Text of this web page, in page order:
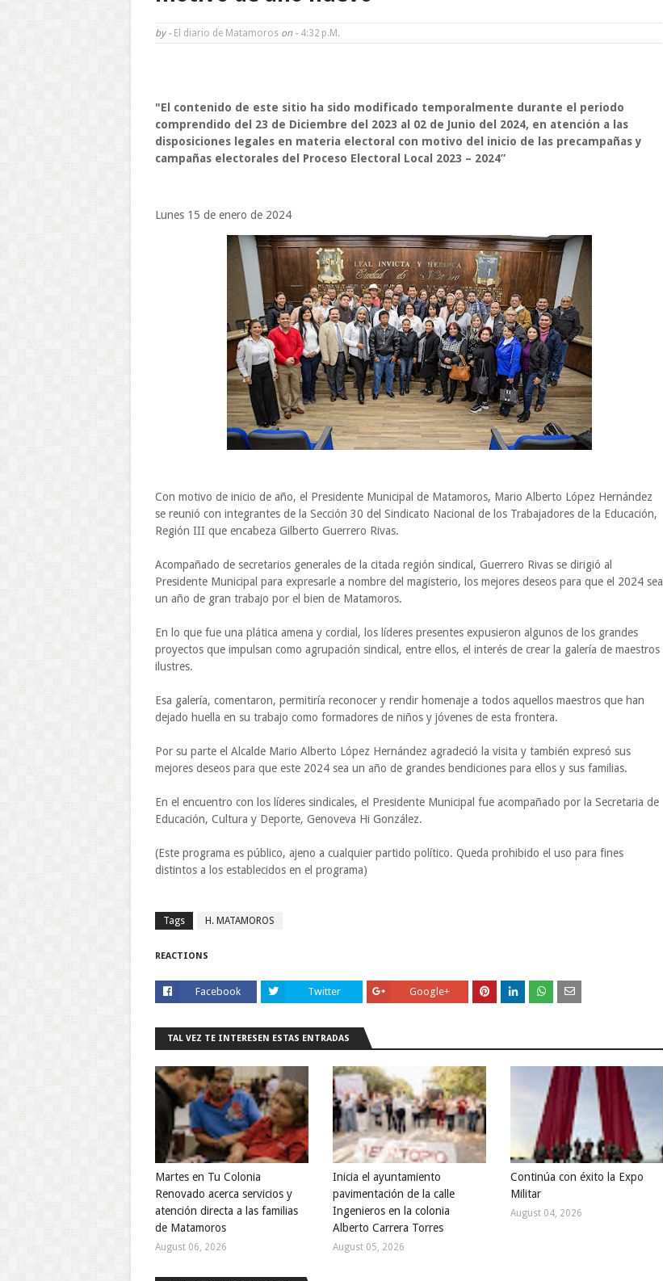
by - El diario de Matamoros on - 4:32 P.m.
"El contenido de este sitio ha sido modificado temporalmente durante el periodo
comprendido del 23 de Diciembre del 2023 al 02 de Junio del 2024, en atención a las
disposiciones legales en materia electoral con motivo del inicio de las precampañas y
campañas electorales del Proceso Electoral Local 2023 – 2024”
Lunes 15 de enero de 2024
Con motivo de inicio de año, el Presidente Municipal de Matamoros, Mario Alberto López Hernández
se reunió con integrantes de la Sección 30 del Sindicato Nacional de los Trabajadores de la Educación,
Región III que encabeza Gilberto Guerrero Rivas.
Acompañado de secretarios generales de la citada región sindical, Guerrero Rivas se dirigió al
Presidente Municipal para expresarle a nombre del magisterio, los mejores deseos para que el 2024 sea
un año de gran trabajo por el bien de Matamoros.
En lo que fue una plática amena y cordial, los líderes presentes expusieron algunos de los grandes
proyectos que impulsan como agrupación sindical, entre ellos, el interés de crear la galería de maestros
ilustres.
Esa galería, comentaron, permitiría reconocer y rendir homenaje a todos aquellos maestros que han
dejado huella en su trabajo como formadores de niños y jóvenes de esta frontera.
Por su parte el Alcalde Mario Alberto López Hernández agradeció la visita y también expresó sus
mejores deseos para que este 2024 sea un año de grandes bendiciones para ellos y sus familias.
En el encuentro con los líderes sindicales, el Presidente Municipal fue acompañado por la Secretaria de
Educación, Cultura y Deporte, Genoveva Hi González.
(Este programa es público, ajeno a cualquier partido político. Queda prohibido el uso para fines
distintos a los establecidos en el programa)
Tags H. MATAMOROS
REACTIONS
Facebook Twitter Google+
TAL VEZ TE INTERESEN ESTAS ENTRADAS
Martes en Tu Colonia
Renovado acerca servicios y
atención directa a las familias
de Matamoros
August 06, 2026
Inicia el ayuntamiento
pavimentación de la calle
Ingenieros en la colonia
Alberto Carrera Torres
August 05, 2026
Continúa con éxito la Expo
Militar
August 04, 2026